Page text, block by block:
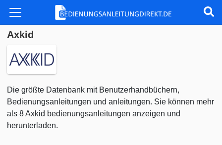
Axkid
Die größte Datenbank mit Benutzerhandbüchern,
Bedienungsanleitungen und anleitungen. Sie können mehr
als 8 Axkid bedienungsanleitungen anzeigen und
herunterladen.